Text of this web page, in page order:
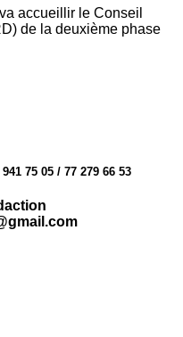
accueillir le Conseil
de la deuxième phase
75 05 / 77 279 66 53